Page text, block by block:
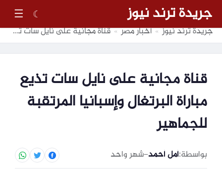
جريدة ترند نيوز ☾
☰
جريدة ترند نيوز » أخبار مصر » قناة مجانية على نايل سات تذيع مباراة البرتغال وإسبانيا المرتقبة للجماهير
قناة مجانية على نايل سات تذيع
مباراة البرتغال وإسبانيا المرتقبة
للجماهير
بواسطة:أمل أحمد–شهر واحد